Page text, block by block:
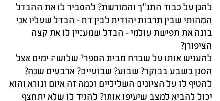
להגן על כבוד התנ"ך והמורשת? להסביר לו את ההבדל
המהותי שבין תרבות יהודית לבין דת - הבדל שעליו אני
בונה את תפישת עולמי - הבדל שמעניין לו את קצה
הציפורן?
להעניש אותו על שברח מבית הספר? שלושה ימים אצל
הסגן בשבע בבוקר? שבוע? שבועיים? ארבעים שנה?
להטיף לו על הציונים השליליים וכמה זה איום ונורא והוא
יכול להביא למצב שיעיפו אותו? להגיד לו שלא יתחצף